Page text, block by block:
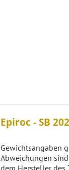
Epiroc - SB 202
Gewichtsangaben
Abweichungen